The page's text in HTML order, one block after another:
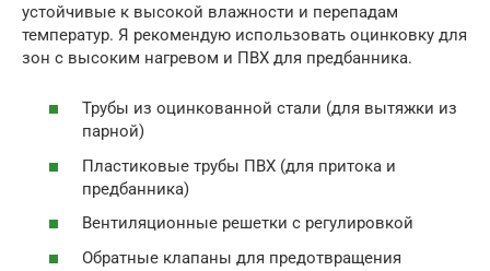
устойчивые к высокой влажности и перепадам
температур. Я рекомендую использовать оцинковку для
зон с высоким нагревом и ПВХ для предбанника.
Трубы из оцинкованной стали (для вытяжки из
парной)
Пластиковые трубы ПВХ (для притока и
предбанника)
Вентиляционные решетки с регулировкой
Обратные клапаны для предотвращения